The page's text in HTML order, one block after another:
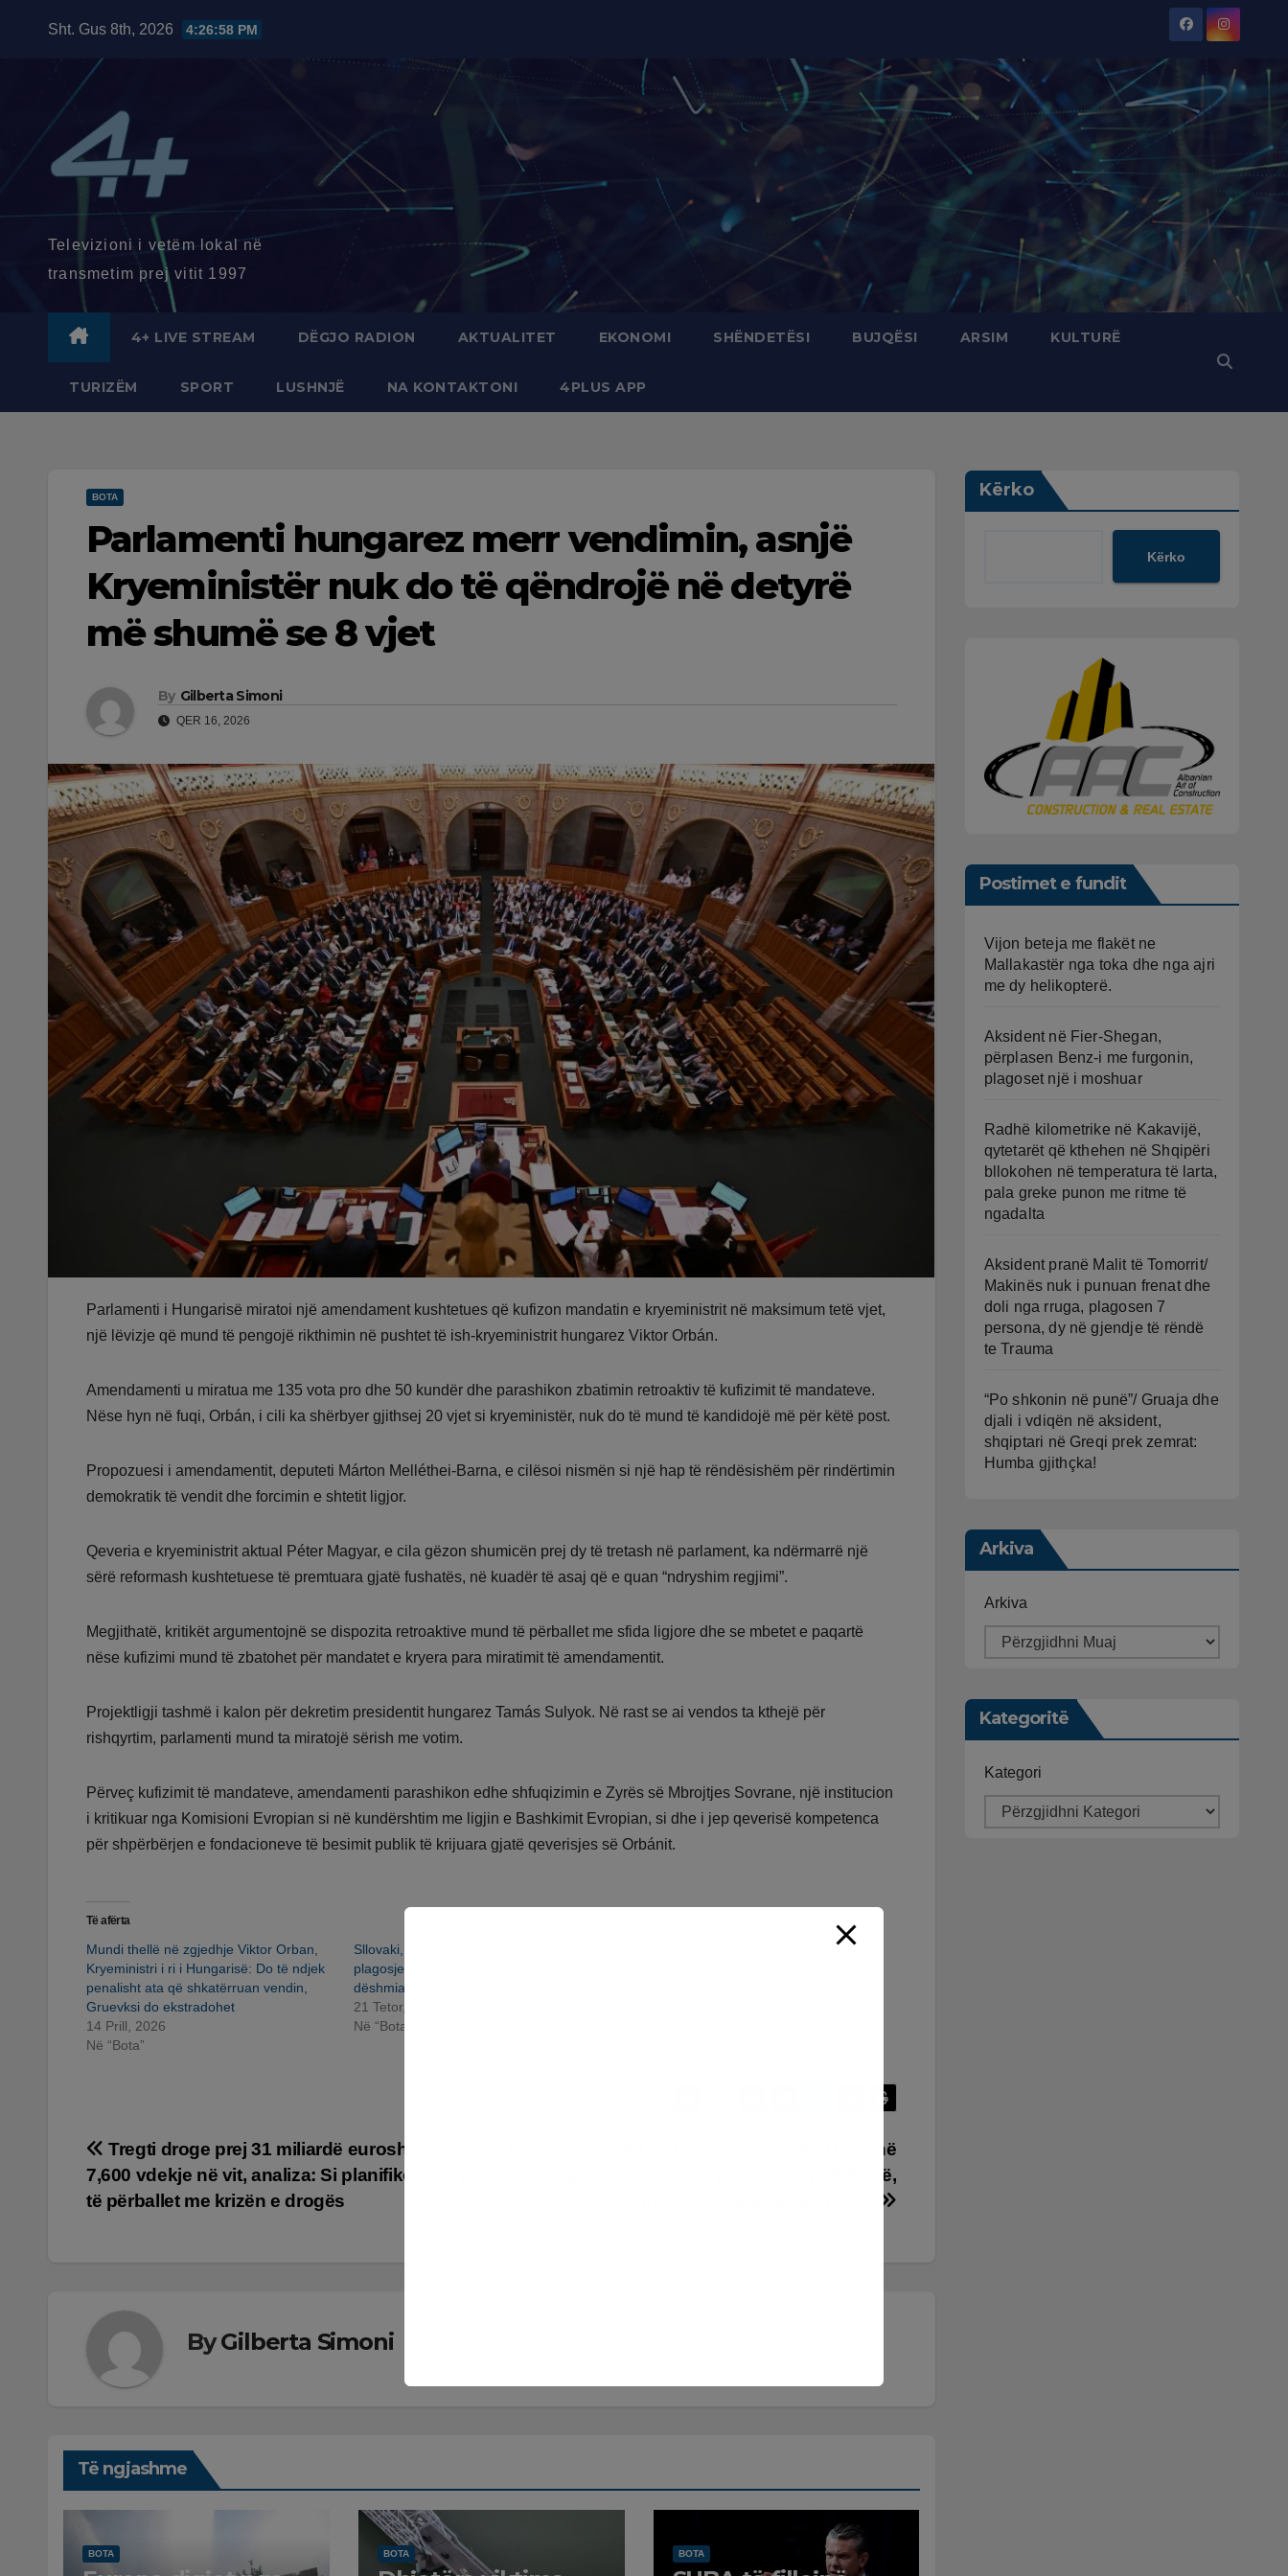
Sht. Gus 8th, 2026 4:27:00 PM
Televizioni i vetëm lokal në
transmetim prej vitit 1997
4+ LIVE STREAM DËGJO RADION AKTUALITET EKONOMI SHËNDETËSI BUJQËSI ARSIM KULTURË
TURIZËM SPORT LUSHNJË NA KONTAKTONI 4PLUS APP
BOTA
Parlamenti hungarez merr vendimin, asnjë
Kryeministër nuk do të qëndrojë në detyrë
më shumë se 8 vjet
By Gilberta Simoni
QER 16, 2026
Parlamenti i Hungarisë miratoi një amendament kushtetues që kufizon mandatin e kryeministrit në maksimum tetë vjet,
një lëvizje që mund të pengojë rikthimin në pushtet të ish-kryeministrit hungarez Viktor Orbán.
Amendamenti u miratua me 135 vota pro dhe 50 kundër dhe parashikon zbatimin retroaktiv të kufizimit të mandateve.
Nëse hyn në fuqi, Orbán, i cili ka shërbyer gjithsej 20 vjet si kryeministër, nuk do të mund të kandidojë më për këtë post.
Propozuesi i amendamentit, deputeti Márton Melléthei-Barna, e cilësoi nismën si një hap të rëndësishëm për rindërtimin
demokratik të vendit dhe forcimin e shtetit ligjor.
Qeveria e kryeministrit aktual Péter Magyar, e cila gëzon shumicën prej dy të tretash në parlament, ka ndërmarrë një
sërë reformash kushtetuese të premtuara gjatë fushatës, në kuadër të asaj që e quan “ndryshim regjimi”.
Megjithatë, kritikët argumentojnë se dispozita retroaktive mund të përballet me sfida ligjore dhe se mbetet e paqartë
nëse kufizimi mund të zbatohet për mandatet e kryera para miratimit të amendamentit.
Projektligji tashmë i kalon për dekretim presidentit hungarez Tamás Sulyok. Në rast se ai vendos ta kthejë për
rishqyrtim, parlamenti mund ta miratojë sërish me votim.
Përveç kufizimit të mandateve, amendamenti parashikon edhe shfuqizimin e Zyrës së Mbrojtjes Sovrane, një institucion
i kritikuar nga Komisioni Evropian si në kundërshtim me ligjin e Bashkimit Evropian, si dhe i jep qeverisë kompetenca
për shpërbërjen e fondacioneve të besimit publik të krijuara gjatë qeverisjes së Orbánit.
Të afërta
Mundi thellë në zgjedhje Viktor Orban,
Kryeministri i ri i Hungarisë: Do të ndjek
penalisht ata që shkatërruan vendin,
Gruevksi do ekstradohet
14 Prill, 2026
Në “Bota”
Sllovaki, 21 vjet burg për autorin e
plagosjes së kryeministrit Robert Fico,
dëshmia në gjyq: Nuk doja ta vrisja
21 Tetor, 2025
Në “Bota”
Hungaria bllokon kredinë për Ukrainën,
Lëvizje
te
Trump feston 80-vjetorin me spektakël UFC në
Shtëpinë e Bardhë, të pranishëm politikanë,
Tregti droge prej 31 miliardë eurosh dhe
7,600 vdekje në vit, analiza: Si planifikon BE-ja
të përballet me krizën e drogës
ByGilberta Simoni
Të ngjashme
BOTA BOTA BOTA
Kërko
Kërko
Postimet e fundit
Vijon beteja me flakët ne
Mallakastër nga toka dhe nga ajri
me dy helikopterë.
Aksident në Fier-Shegan,
përplasen Benz-i me furgonin,
plagoset një i moshuar
Radhë kilometrike në Kakavijë,
qytetarët që kthehen në Shqipëri
bllokohen në temperatura të larta,
pala greke punon me ritme të
ngadalta
Aksident pranë Malit të Tomorrit/
Makinës nuk i punuan frenat dhe
doli nga rruga, plagosen 7
persona, dy në gjendje të rëndë
te Trauma
“Po shkonin në punë”/ Gruaja dhe
djali i vdiqën në aksident,
shqiptari në Greqi prek zemrat:
Humba gjithçka!
Arkiva
Arkiva
Kategoritë
Kategori